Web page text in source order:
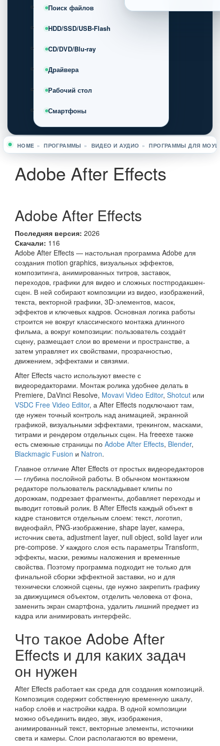
Поиск файлов
HDD/SSD/USB-Flash
CD/DVD/Blu-ray
Драйвера
Рабочий стол
Смартфоны
Вы здесь
HOME » ПРОГРАММЫ » ВИДЕО И АУДИО » ПРОГРАММЫ ДЛЯ
Adobe After Effects
Adobe After Effects
Последняя версия: 2026
Скачали: 116
Adobe After Effects — настольная программа Adobe для
создания motion graphics, визуальных эффектов,
композитинга, анимированных титров, заставок,
переходов, графики для видео и сложных постпродакшен-
сцен. В ней собирают композиции из видео, изображений,
текста, векторной графики, 3D-элементов, масок,
эффектов и ключевых кадров. Основная логика работы
строится не вокруг классического монтажа длинного
фильма, а вокруг композиции: пользователь создаёт
сцену, размещает слои во времени и пространстве, а
затем управляет их свойствами, прозрачностью,
движением, эффектами и связями.
After Effects часто используют вместе с
видеоредакторами. Монтаж ролика удобнее делать в
Premiere, DaVinci Resolve, Movavi Video Editor, Shotcut или
VSDC Free Video Editor, а After Effects подключают там,
где нужен точный контроль над анимацией, экранной
графикой, визуальными эффектами, трекингом, масками,
титрами и рендером отдельных сцен. На freeexe также
есть смежные страницы по Adobe After Effects, Blender,
Blackmagic Fusion и Natron.
Главное отличие After Effects от простых видеоредакторов
— глубина послойной работы. В обычном монтажном
редакторе пользователь раскладывает клипы по
дорожкам, подрезает фрагменты, добавляет переходы и
выводит готовый ролик. В After Effects каждый объект в
кадре становится отдельным слоем: текст, логотип,
видеофайл, PNG-изображение, shape layer, камера,
источник света, adjustment layer, null object, solid layer или
pre-compose. У каждого слоя есть параметры Transform,
эффекты, маски, режимы наложения и временные
свойства. Поэтому программа подходит не только для
финальной сборки эффектной заставки, но и для
технически сложной сцены, где нужно закрепить графику
за движущимся объектом, отделить человека от фона,
заменить экран смартфона, удалить лишний предмет из
кадра или анимировать интерфейс.
Что такое Adobe After
Effects и для каких задач
он нужен
After Effects работает как среда для создания композиций.
Композиция содержит собственную временную шкалу,
набор слоёв и настройки кадра. В одной композиции
можно объединить видео, звук, изображения,
анимированный текст, векторные элементы, источники
света и камеры. Слои располагаются во времени,